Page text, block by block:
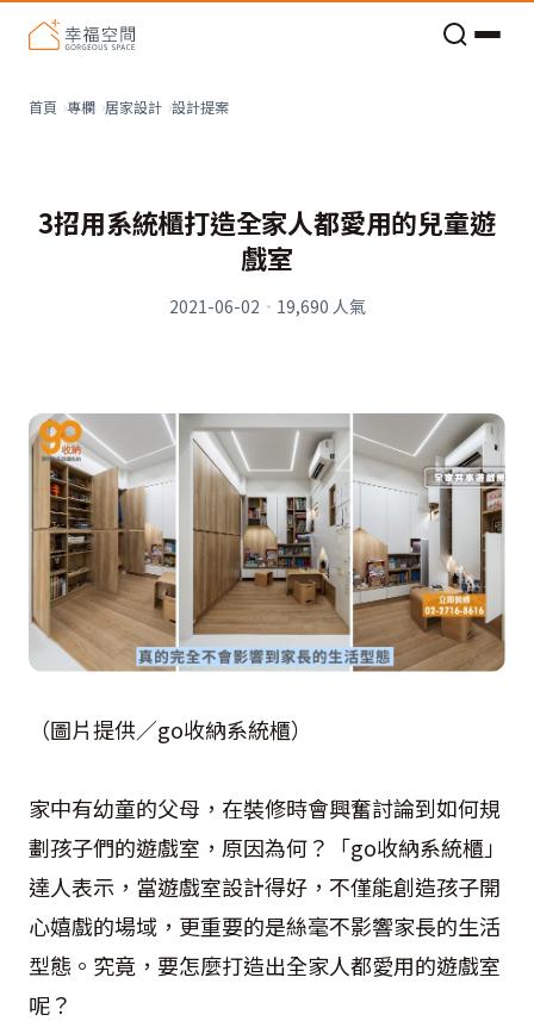
首頁 專欄 居家設計 設計提案
3招用系統櫃打造全家人都愛用的兒童遊
戲室
2021-06-02 · 19,690 人氣
（圖片提供／go收納系統櫃）
家中有幼童的父母，在裝修時會興奮討論到如何規
劃孩子們的遊戲室，原因為何？「go收納系統櫃」
達人表示，當遊戲室設計得好，不僅能創造孩子開
心嬉戲的場域，更重要的是絲毫不影響家長的生活
型態。究竟，要怎麼打造出全家人都愛用的遊戲室
呢？